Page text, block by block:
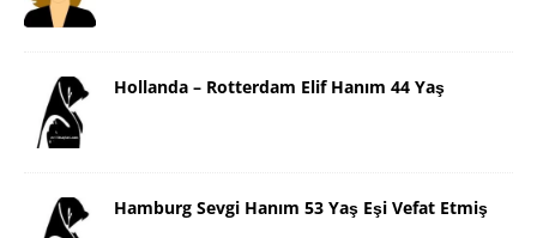
Hollanda – Rotterdam Elif Hanım 44 Yaş
Hamburg Sevgi Hanım 53 Yaş Eşi Vefat Etmiş